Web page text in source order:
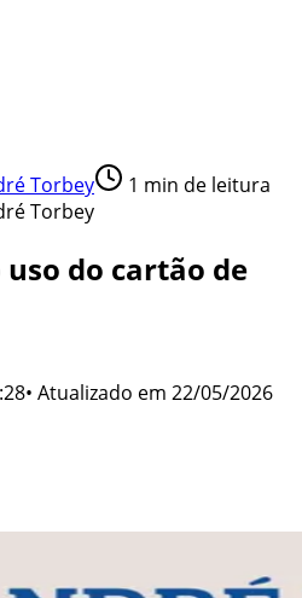
Torbey 1 min de leitura
Torbey
do cartão de
• Atualizado em 22/05/2026